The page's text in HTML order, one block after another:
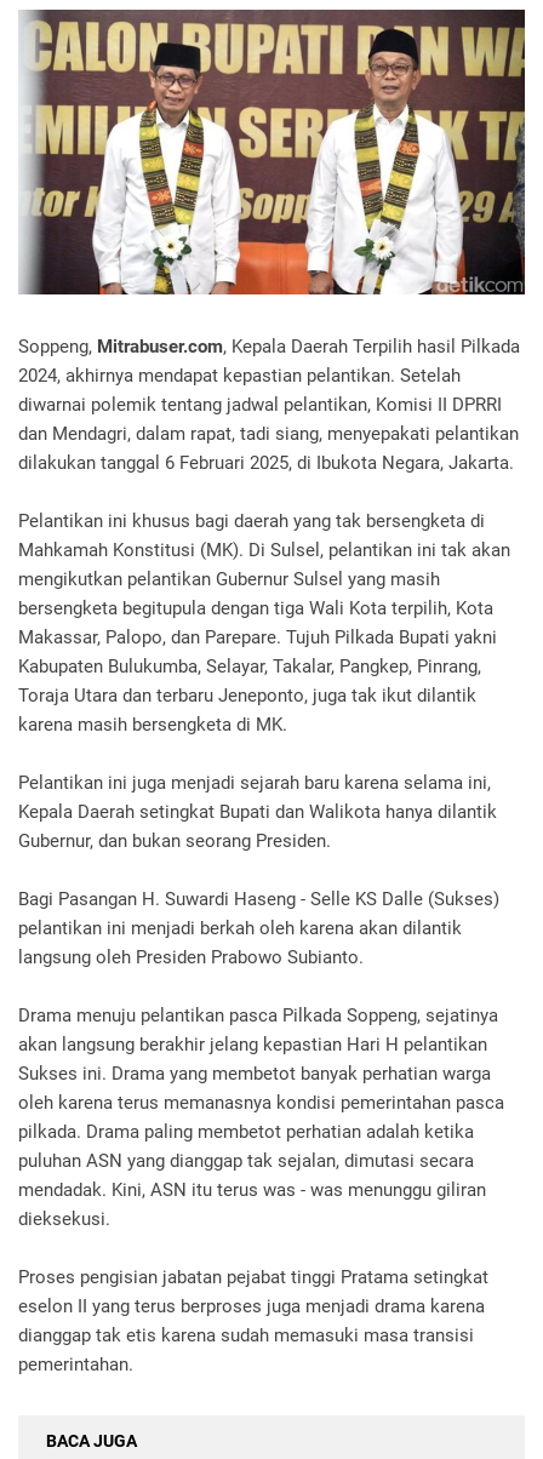
Soppeng, Mitrabuser.com, Kepala Daerah Terpilih hasil Pilkada
2024, akhirnya mendapat kepastian pelantikan. Setelah
diwarnai polemik tentang jadwal pelantikan, Komisi II DPRRI
dan Mendagri, dalam rapat, tadi siang, menyepakati pelantikan
dilakukan tanggal 6 Februari 2025, di Ibukota Negara, Jakarta.
Pelantikan ini khusus bagi daerah yang tak bersengketa di
Mahkamah Konstitusi (MK). Di Sulsel, pelantikan ini tak akan
mengikutkan pelantikan Gubernur Sulsel yang masih
bersengketa begitupula dengan tiga Wali Kota terpilih, Kota
Makassar, Palopo, dan Parepare. Tujuh Pilkada Bupati yakni
Kabupaten Bulukumba, Selayar, Takalar, Pangkep, Pinrang,
Toraja Utara dan terbaru Jeneponto, juga tak ikut dilantik
karena masih bersengketa di MK.
Pelantikan ini juga menjadi sejarah baru karena selama ini,
Kepala Daerah setingkat Bupati dan Walikota hanya dilantik
Gubernur, dan bukan seorang Presiden.
Bagi Pasangan H. Suwardi Haseng - Selle KS Dalle (Sukses)
pelantikan ini menjadi berkah oleh karena akan dilantik
langsung oleh Presiden Prabowo Subianto.
Drama menuju pelantikan pasca Pilkada Soppeng, sejatinya
akan langsung berakhir jelang kepastian Hari H pelantikan
Sukses ini. Drama yang membetot banyak perhatian warga
oleh karena terus memanasnya kondisi pemerintahan pasca
pilkada. Drama paling membetot perhatian adalah ketika
puluhan ASN yang dianggap tak sejalan, dimutasi secara
mendadak. Kini, ASN itu terus was - was menunggu giliran
dieksekusi.
Proses pengisian jabatan pejabat tinggi Pratama setingkat
eselon II yang terus berproses juga menjadi drama karena
dianggap tak etis karena sudah memasuki masa transisi
pemerintahan.
BACA JUGA